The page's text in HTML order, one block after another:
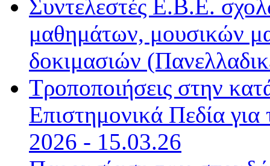
Συντελεστές Ε.Β.Ε.
μαθημάτων, μουσικών
δοκιμασιών
Τροποποιήσεις στην
Επιστημονικά Πεδία για
2026 - 15.03.26